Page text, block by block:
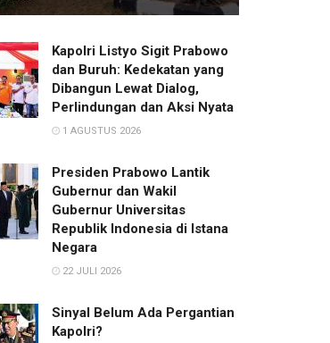
Kapolri Listyo Sigit Prabowo
dan Buruh: Kedekatan yang
Dibangun Lewat Dialog,
Perlindungan dan Aksi Nyata
1 AGUSTUS 2026
Presiden Prabowo Lantik
Gubernur dan Wakil
Gubernur Universitas
Republik Indonesia di Istana
Negara
22 JULI 2026
Sinyal Belum Ada Pergantian
Kapolri?